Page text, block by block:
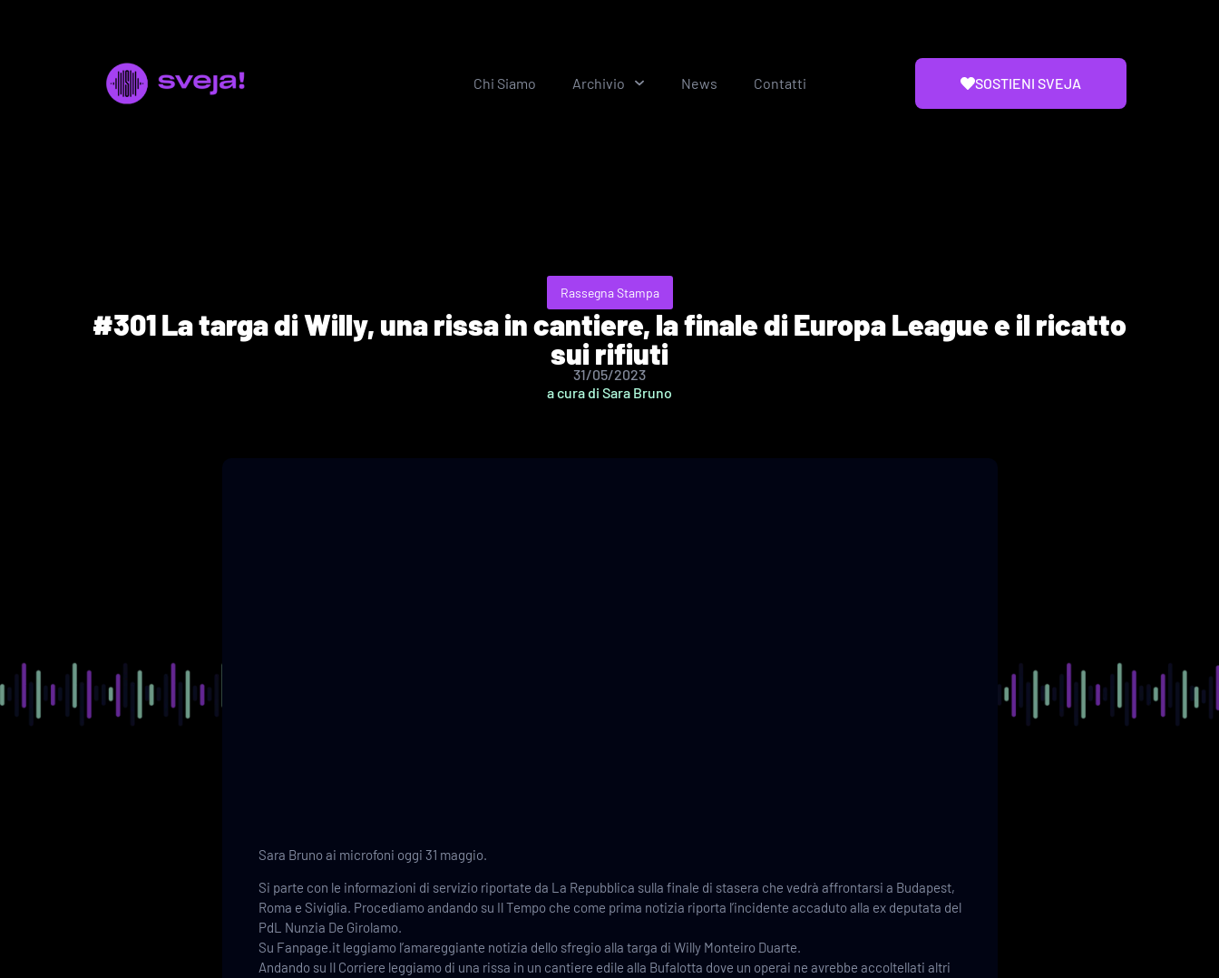
Chi Siamo Archivio News Contatti SOSTIENI SVEJA
Rassegna Stampa
#301 La targa di Willy, una rissa in cantiere, la finale di Europa League e il ricatto
sui rifiuti
31/05/2023
a cura di Sara Bruno
Sara Bruno ai microfoni oggi 31 maggio.
Si parte con le informazioni di servizio riportate da La Repubblica sulla finale di stasera che vedrà affrontarsi a Budapest,
Roma e Siviglia. Procediamo andando su Il Tempo che come prima notizia riporta l’incidente accaduto alla ex deputata del
PdL Nunzia De Girolamo.
Su Fanpage.it leggiamo l’amareggiante notizia dello sfregio alla targa di Willy Monteiro Duarte.
Andando su Il Corriere leggiamo di una rissa in un cantiere edile alla Bufalotta dove un operai ne avrebbe accoltellati altri